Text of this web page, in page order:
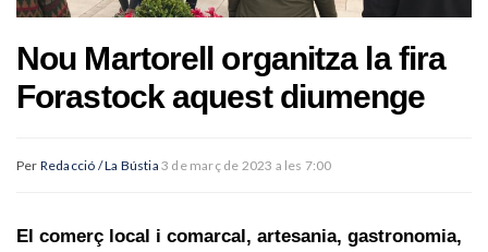
Nou Martorell organitza la fira
Forastock aquest diumenge
Per Redacció / La Bústia 3 de març de 2023 a les 7:00
El comerç local i comarcal, artesania, gastronomia,